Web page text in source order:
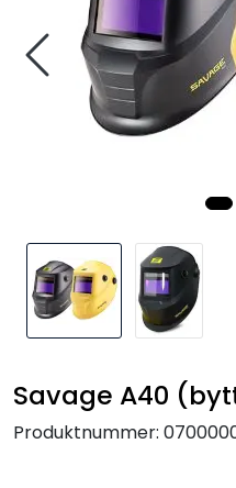
Savage A40
Produktnummer:
Slitasjeteknikk
Verneutstyr